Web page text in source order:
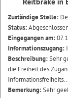
Zuständige Stelle:
Status:
Eingegangen am:
Informationszugang:
Beschreibung:Sehr
die Freiheit des
Informationsfreiheits...
Bemerkung:Sehr